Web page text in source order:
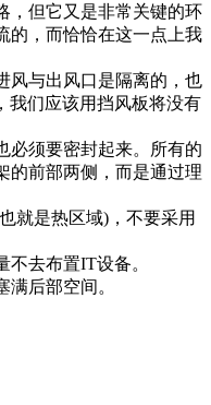
，但它又是非常关键的环
的，而恰恰在这一点上我
风与出风口是隔离的，也
我们应该用挡风板将没有
必须要密封起来。所有的
的前部两侧，而是通过理
就是热区域)，不要采用
去布置IT设备。
后部空间。